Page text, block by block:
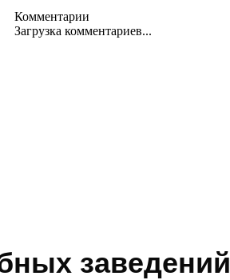
Комментарии
Загрузка комментариев...
заведений